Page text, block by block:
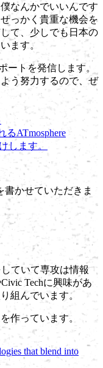
なんかでいいんです
っかく貴重な機会を
て、少しでも日本の
ます。
ートを発信します。
う努力するので、ぜ
るATmosphere
します。
書かせていただきま
ていて専攻は情報
Techに興味があ
組んでいます。
作っています。
that blend into